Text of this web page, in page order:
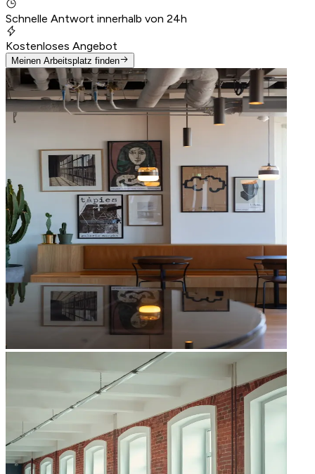
Schnelle Antwort innerhalb von 24h
Kostenloses Angebot
Meinen Arbeitsplatz finden